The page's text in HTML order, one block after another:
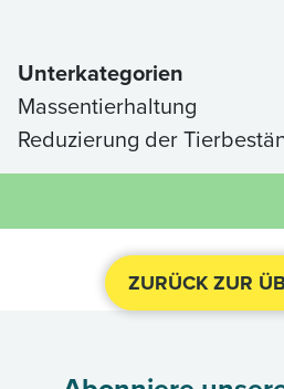
Unterkategorien
Massentierhaltung
Reduzierung der
ZURÜCK ZUR